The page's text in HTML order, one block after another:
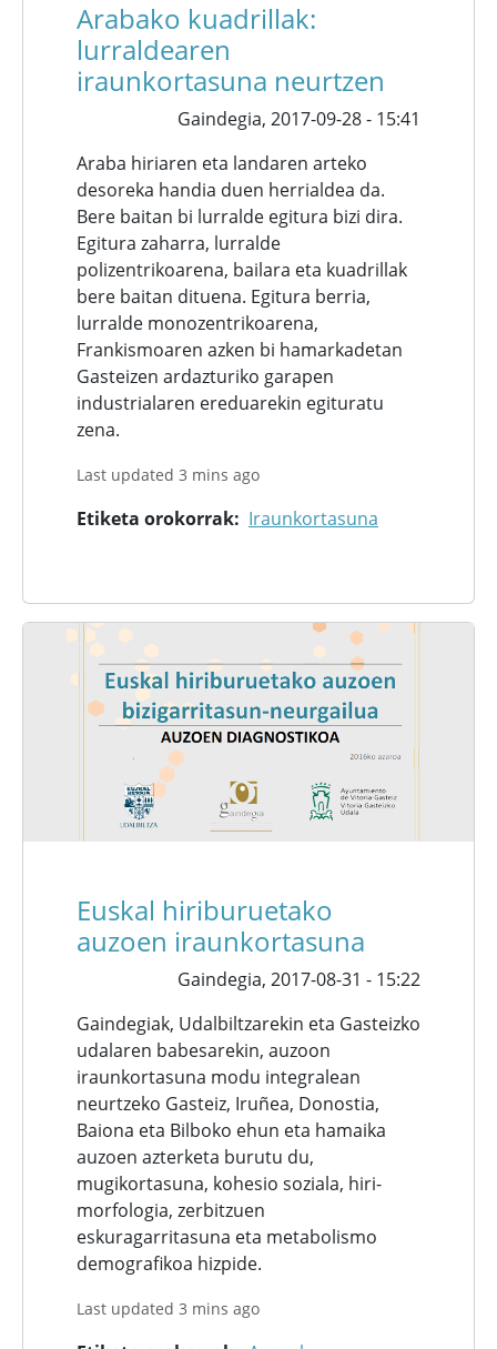
Arabako kuadrillak:
lurraldearen
iraunkortasuna neurtzen
Gaindegia, 2017-09-28 - 15:41
Araba hiriaren eta landaren arteko
desoreka handia duen herrialdea da.
Bere baitan bi lurralde egitura bizi dira.
Egitura zaharra, lurralde
polizentrikoarena, bailara eta kuadrillak
bere baitan dituena. Egitura berria,
lurralde monozentrikoarena,
Frankismoaren azken bi hamarkadetan
Gasteizen ardazturiko garapen
industrialaren ereduarekin egituratu
zena.
Last updated 3 mins ago
Etiketa orokorrak Iraunkortasuna
Euskal hiriburuetako
auzoen iraunkortasuna
Gaindegia, 2017-08-31 - 15:22
Gaindegiak, Udalbiltzarekin eta Gasteizko
udalaren babesarekin, auzoon
iraunkortasuna modu integralean
neurtzeko Gasteiz, Iruñea, Donostia,
Baiona eta Bilboko ehun eta hamaika
auzoen azterketa burutu du,
mugikortasuna, kohesio soziala, hiri-
morfologia, zerbitzuen
eskuragarritasuna eta metabolismo
demografikoa hizpide.
Last updated 3 mins ago